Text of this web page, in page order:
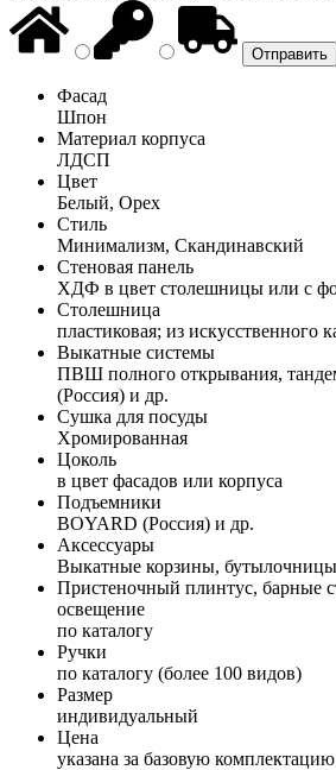
Фасад
Шпон
Материал корпуса
ЛДСП
Цвет
Белый, Орех
Стиль
Минимализм, Скандинавский
Стеновая панель
ХДФ в цвет столешницы или с
Столешница
пластиковая; из искусственного
Выкатные системы
ПВШ полного открывания,
(Россия) и др.
Сушка для посуды
Хромированная
Цоколь
в цвет фасадов или корпуса
Подъемники
BOYARD (Россия) и др.
Аксессуары
Выкатные корзины,
Пристеночный плинтус, барные
освещение
по каталогу
Ручки
по каталогу (более 100 видов)
Размер
индивидуальный
Цена
указана за базовую комплектацию